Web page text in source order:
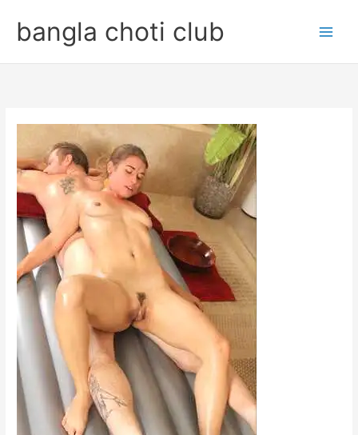
contentbangla choti club